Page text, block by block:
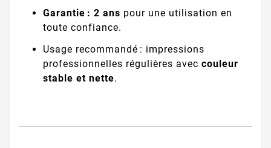
Garantie : 2 ans pour une utilisation en
toute confiance.
Usage recommandé : impressions
professionnelles régulières avec couleur
stable et nette.